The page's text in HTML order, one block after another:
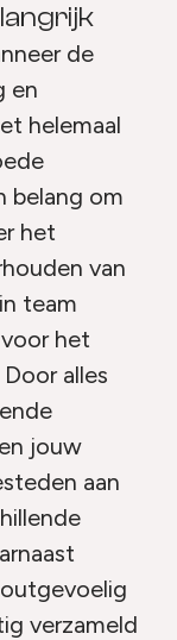
de
en
helemaal
belang om
het
van
team
het
alles
jouw
aan
verzameld